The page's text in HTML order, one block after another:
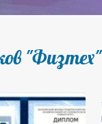
"Физтех"